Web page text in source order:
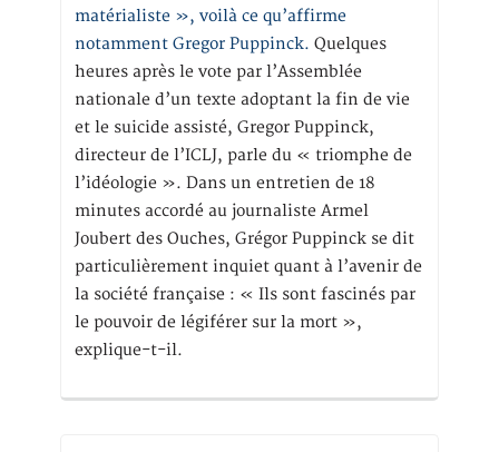
matérialiste », voilà ce qu’affirme
notamment Gregor Puppinck. Quelques
heures après le vote par l’Assemblée
nationale d’un texte adoptant la fin de vie
et le suicide assisté, Gregor Puppinck,
directeur de l’ICLJ, parle du « triomphe de
l’idéologie ». Dans un entretien de 18
minutes accordé au journaliste Armel
Joubert des Ouches, Grégor Puppinck se dit
particulièrement inquiet quant à l’avenir de
la société française : « Ils sont fascinés par
le pouvoir de légiférer sur la mort »,
explique-t-il.